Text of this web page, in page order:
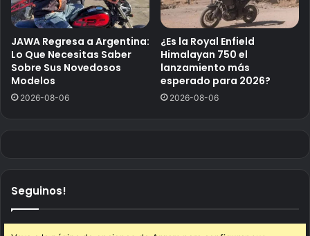
JAWA Regresa a Argentina:
Lo Que Necesitas Saber
Sobre Sus Novedosos
Modelos
2026-08-06
¿Es la Royal Enfield
Himalayan 750 el
lanzamiento más
esperado para 2026?
2026-08-06
Seguinos!